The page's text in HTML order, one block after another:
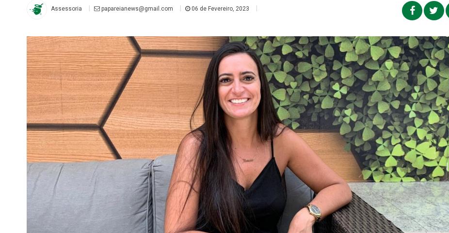
Assessoria | papareianews@gmail.com | 06 de Fevereiro, 2023 |